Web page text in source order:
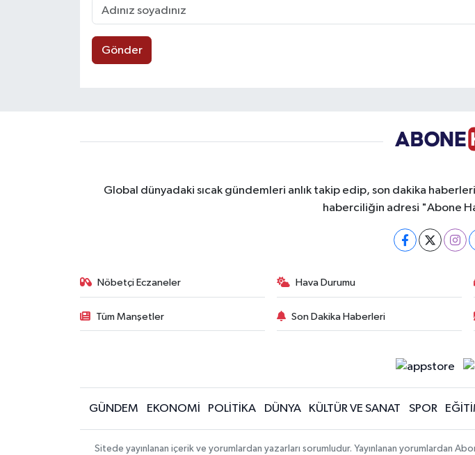
Gönder
Global dünyadaki sıcak gündemleri anlık takip edip, son dakika
haberciliğin adresi "Abone
Nöbetçi Eczaneler Hava Durumu
Tüm Manşetler Son Dakika Haberleri
GÜNDEM EKONOMİ POLİTİKA DÜNYA KÜLTÜR VE SANAT SPOR
Sitede yayınlanan içerik ve yorumlardan yazarları sorumludur. Yayınlanan yorumlardan